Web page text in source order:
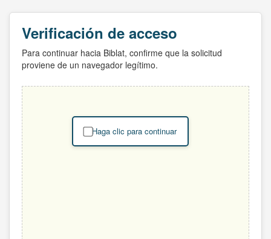
Verificación de acceso
Para continuar hacia Biblat, confirme que la solicitud
proviene de un navegador legítimo.
Haga clic para continuar